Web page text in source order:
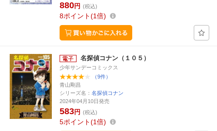
880円 (税込)
8ポイント 1倍
名探偵コナン（１０５）
少年サンデーコミックス
（9件）
青山剛昌
シリーズ名： 名探偵コナン
2024年04月10日発売
583円 (税込)
5ポイント 1倍